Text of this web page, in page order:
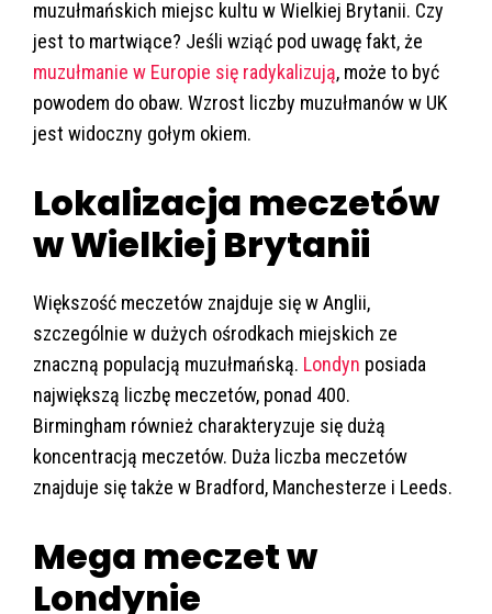
muzułmańskich miejsc kultu w Wielkiej Brytanii. Czy
jest to martwiące? Jeśli wziąć pod uwagę fakt, że
muzułmanie w Europie się radykalizują, może to być
powodem do obaw. Wzrost liczby muzułmanów w UK
jest widoczny gołym okiem.
Lokalizacja meczetów
w Wielkiej Brytanii
Większość meczetów znajduje się w Anglii,
szczególnie w dużych ośrodkach miejskich ze
znaczną populacją muzułmańską. Londyn posiada
największą liczbę meczetów, ponad 400.
Birmingham również charakteryzuje się dużą
koncentracją meczetów. Duża liczba meczetów
znajduje się także w Bradford, Manchesterze i Leeds.
Mega meczet w
Londynie